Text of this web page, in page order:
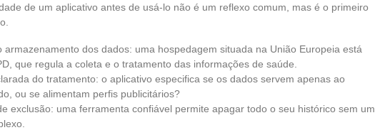
de um aplicativo antes de usá-lo não é um reflexo comum, mas é o primeiro
armazenamento dos dados: uma hospedagem situada na União Europeia está
que regula a coleta e o tratamento das informações de saúde.
do tratamento: o aplicativo especifica se os dados servem apenas ao
ou se alimentam perfis publicitários?
exclusão: uma ferramenta confiável permite apagar todo o seu histórico sem um